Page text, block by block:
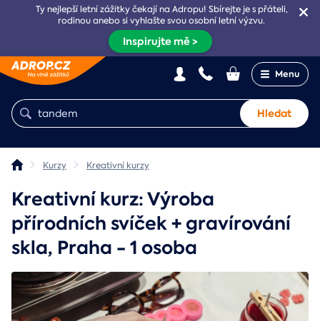
Ty nejlepší letní zážitky čekají na Adropu! Sbírejte je s přáteli,
rodinou anebo si vyhlašte svou osobní letní výzvu.
Inspirujte mě >
Menu
Hledat
Kurzy Kreativní kurzy
Kreativní kurz: Výroba
přírodních svíček + gravírování
skla, Praha - 1 osoba